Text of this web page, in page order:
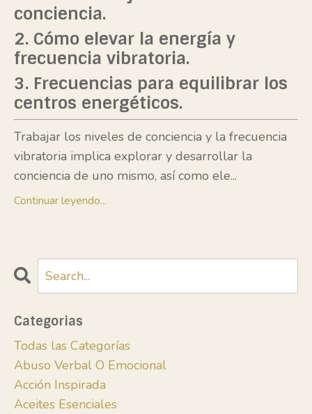
conciencia.
2. Cómo elevar la energía y
frecuencia vibratoria.
3. Frecuencias para equilibrar los
centros energéticos.
Trabajar los niveles de conciencia y la frecuencia
vibratoria implica explorar y desarrollar la
conciencia de uno mismo, así como ele...
Continuar leyendo...
Categorias
Todas las Categorías
Abuso Verbal O Emocional
Acción Inspirada
Aceites Esenciales